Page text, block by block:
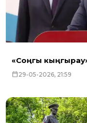
«Соңгы
29-05-2026, 21:59